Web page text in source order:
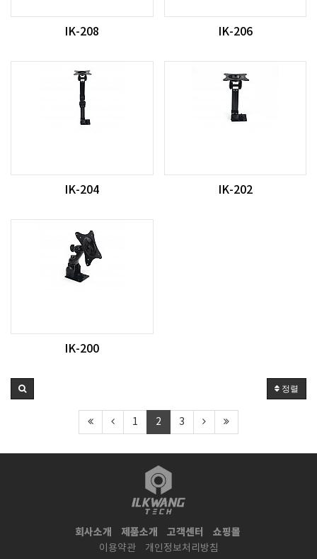
IK-208 IK-206
IK-204 IK-202
IK-200
정렬
1 2 3
회사소개 제품소개 고객센터 쇼핑몰
이용약관 개인정보처리방침